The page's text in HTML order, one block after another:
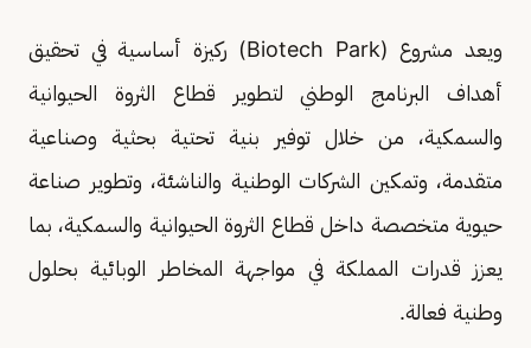
ويعد مشروع (Biotech Park) ركيزة أساسية في تحقيق
أهداف البرنامج الوطني لتطوير قطاع الثروة الحيوانية
والسمكية، من خلال توفير بنية تحتية بحثية وصناعية
متقدمة، وتمكين الشركات الوطنية والناشئة، وتطوير صناعة
حيوية متخصصة داخل قطاع الثروة الحيوانية والسمكية، بما
يعزز قدرات المملكة في مواجهة المخاطر الوبائية بحلول
وطنية فعالة.